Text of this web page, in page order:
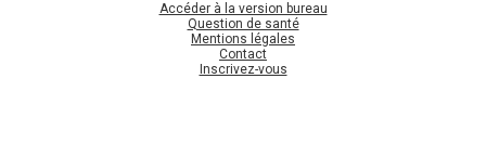
Accéder à la version bureau
Question de santé
Mentions légales
Contact
Inscrivez-vous